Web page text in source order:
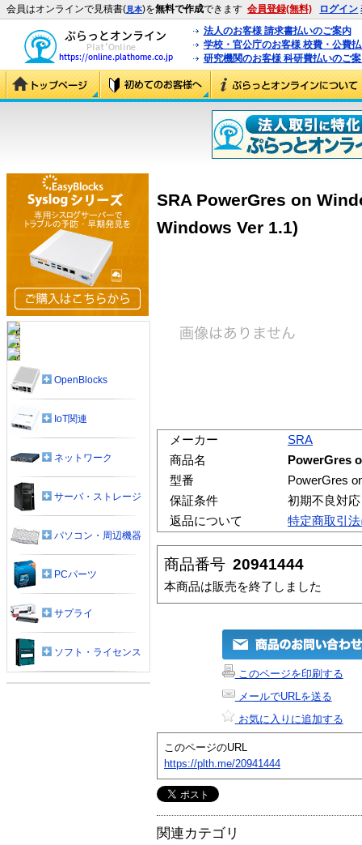
会員はオンラインで見積書(見本)を無料で作成できます 会員登録(無料) ログイン
法人のお客様 請求書払いのご案内
学校・官公庁のお客様 校費・公費
研究機関のお客様 科研費払いのご
SRA PowerGres on
Windows Ver 1.1)
メーカー
SRA
商品名
PowerGres
型番
PowerGres
保証条件
初期不良対
返品について
特定商取引
商品番号 20941444
本商品は販売を終了しました
このページを印刷する
メールでURLを送る
お気に入りに追加する
このページのURL
https://plth.me/20941444
関連カテゴリ
OpenBlocks
IoT関連
ネットワーク
サーバ・ストレージ
パソコン・周辺機器
PCパーツ
サプライ
ソフト・ライセンス